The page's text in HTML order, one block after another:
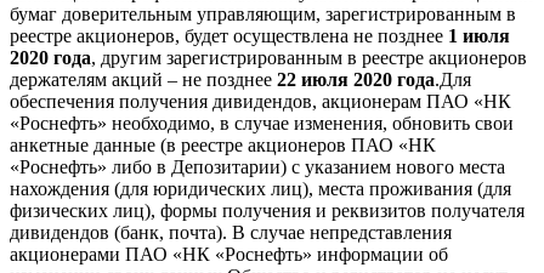
бумаг доверительным управляющим, зарегистрированным в
реестре акционеров, будет осуществлена не позднее 1 июля
2020 года, другим зарегистрированным в реестре акционеров
держателям акций – не позднее 22 июля 2020 года.Для
обеспечения получения дивидендов, акционерам ПАО «НК
«Роснефть» необходимо, в случае изменения, обновить свои
анкетные данные (в реестре акционеров ПАО «НК
«Роснефть» либо в Депозитарии) с указанием нового места
нахождения (для юридических лиц), места проживания (для
физических лиц), формы получения и реквизитов получателя
дивидендов (банк, почта). В случае непредставления
акционерами ПАО «НК «Роснефть» информации об